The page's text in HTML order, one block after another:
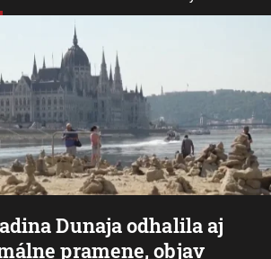
Dunaja odhalila aj
pramene, objav